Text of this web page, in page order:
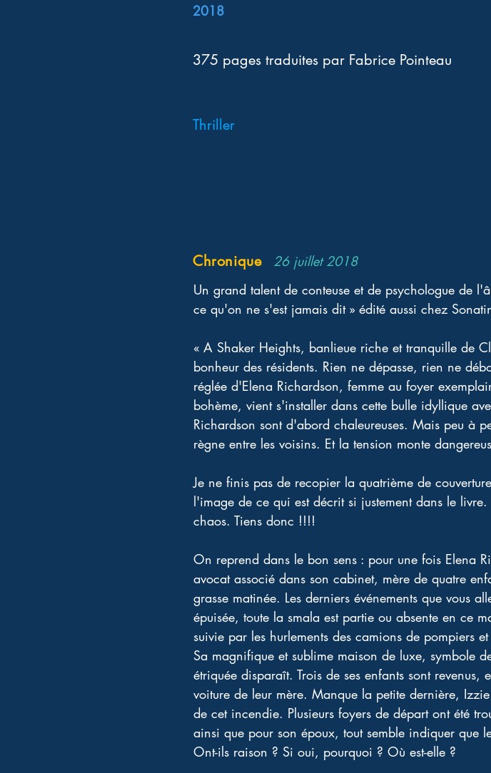
2018
375 pages traduites par Fabrice Pointeau
Thriller
Chronique
26 juillet 2018
Un grand talent de conteuse et de psychologue de
ce qu'on ne s'est jamais dit » édité aussi chez
« A Shaker Heights, banlieue riche et tranquille de
bonheur des résidents. Rien ne dépasse, rien ne
réglée d'Elena Richardson, femme au foyer
bohème, vient s'installer dans cette bulle idyllique
Richardson sont d'abord chaleureuses. Mais peu à
règne entre les voisins. Et la tension monte
Je ne finis pas de recopier la quatrième de
l'image de ce qui est décrit si justement dans le
chaos. Tiens donc !!!!
On reprend dans le bon sens : pour une fois Elena
avocat associé dans son cabinet, mère de quatre
grasse matinée. Les derniers événements que vous
épuisée, toute la smala est partie ou absente en ce
suivie par les hurlements des camions de pompiers
Sa magnifique et sublime maison de luxe, symbole
étriquée disparaît. Trois de ses enfants sont
voiture de leur mère. Manque la petite dernière,
de cet incendie. Plusieurs foyers de départ ont été
ainsi que pour son époux, tout semble indiquer que
Ont-ils raison ? Si oui, pourquoi ? Où est-elle ?